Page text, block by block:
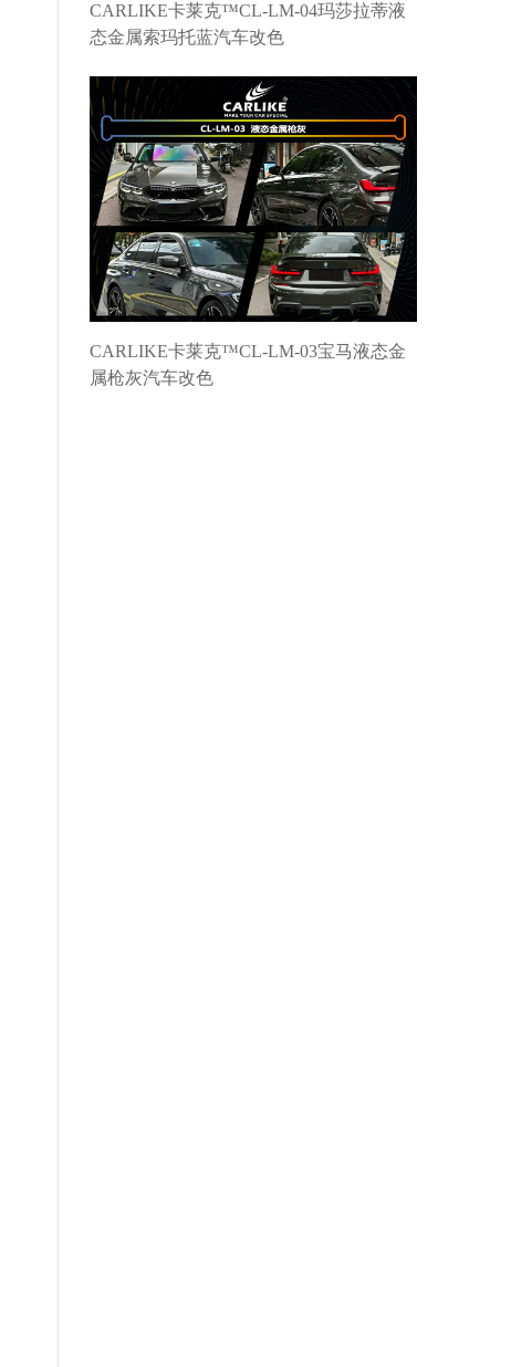
CARLIKE卡莱克™CL-LM-04玛莎拉蒂液
态金属索玛托蓝汽车改色
CARLIKE卡莱克™CL-LM-03宝马液态金
属枪灰汽车改色